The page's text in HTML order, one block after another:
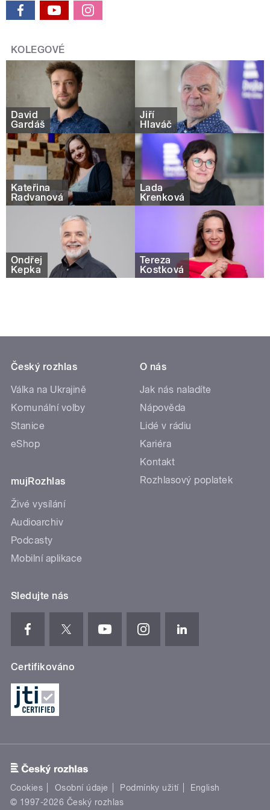
KOLEGOVÉ
David
Gardáš
Jiří
Hlaváč
Kateřina
Radvanová
Lada
Krenková
Ondřej
Kepka
Tereza
Kostková
Český rozhlas
Válka na Ukrajině
Komunální volby
Stanice
eShop
mujRozhlas
Živé vysílání
Audioarchiv
Podcasty
Mobilní aplikace
O nás
Jak nás naladíte
Nápověda
Lidé v rádiu
Kariéra
Kontakt
Rozhlasový poplatek
Sledujte nás
Certifikováno
Cookies Osobní údaje Podmínky užití
English
© 1997-2026 Český rozhlas